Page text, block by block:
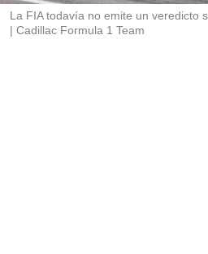
La FIA todavía no emite un veredicto
Cadillac Formula 1 Team